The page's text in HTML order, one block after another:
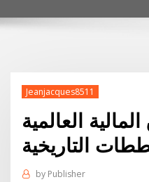
Jeanjacques8511
العالمية
التاريخية
by Publisher